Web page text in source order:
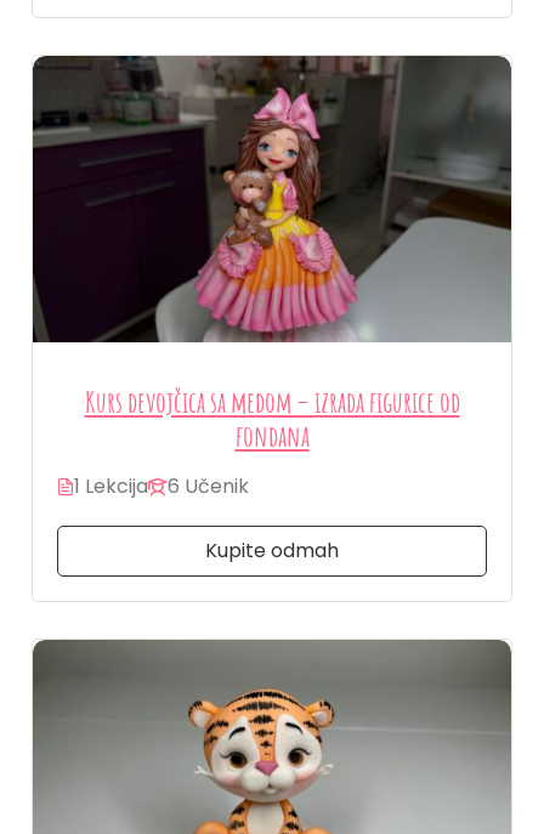
Kurs devojčica sa medom – izrada figurice od
fondana
1 Lekcija 6 Učenik
Kupite odmah